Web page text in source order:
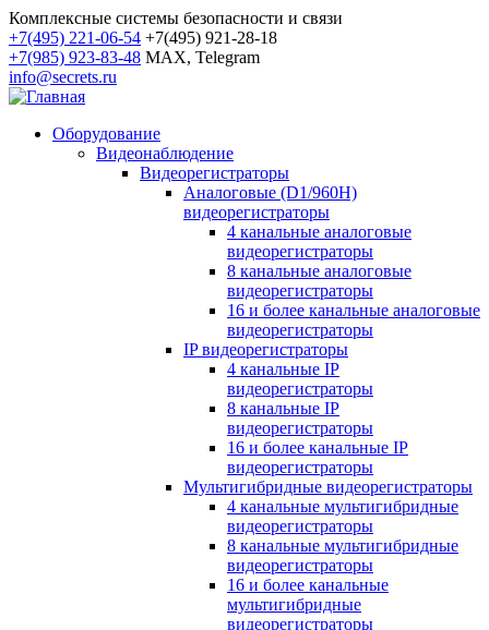
Комплексные системы безопасности и связи
+7(495) 221-06-54 +7(495) 921-28-18
+7(985) 923-83-48 MAX, Telegram
info@secrets.ru
Оборудование
Видеонаблюдение
Видеорегистраторы
Аналоговые (D1/960H)
видеорегистраторы
4 канальные аналоговые
видеорегистраторы
8 канальные аналоговые
видеорегистраторы
16 и более канальные аналоговые
видеорегистраторы
IP видеорегистраторы
4 канальные IP
видеорегистраторы
8 канальные IP
видеорегистраторы
16 и более канальные IP
видеорегистраторы
Мультигибридные видеорегистраторы
4 канальные мультигибридные
видеорегистраторы
8 канальные мультигибридные
видеорегистраторы
16 и более канальные
мультигибридные
видеорегистраторы